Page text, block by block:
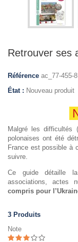
Retrouver ses
Référence ac_77-455-8
État : Nouveau produit
Malgré les difficultés
polonaises ont été
France est possible à
suivre.
Ce guide détaille la
associations, actes
compris pour
3 Produits
Note